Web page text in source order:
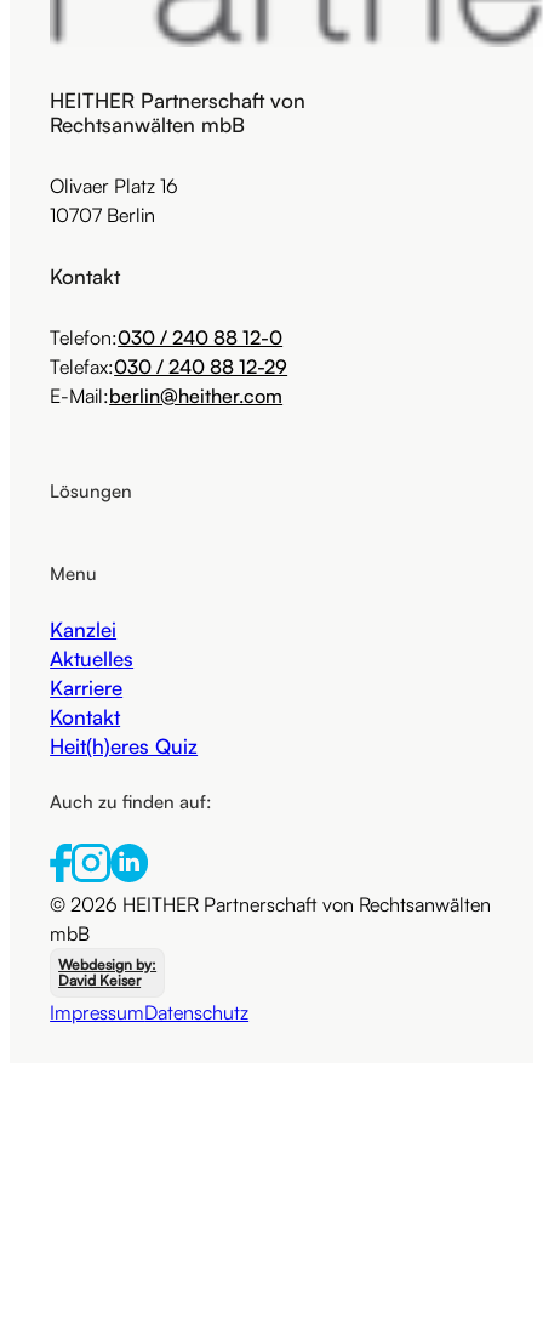
HEITHER Partnerschaft von
Rechtsanwälten mbB
Olivaer Platz 16
10707 Berlin
Kontakt
Telefon:030 / 240 88 12-0
Telefax:030 / 240 88 12-29
E-Mail:berlin@heither.com
Lösungen
Menu
Kanzlei
Aktuelles
Karriere
Kontakt
Heit(h)eres Quiz
Auch zu finden auf:
© 2026 HEITHER Partnerschaft von Rechtsanwälten
mbB
ImpressumDatenschutz
Webdesign by:
David Keiser